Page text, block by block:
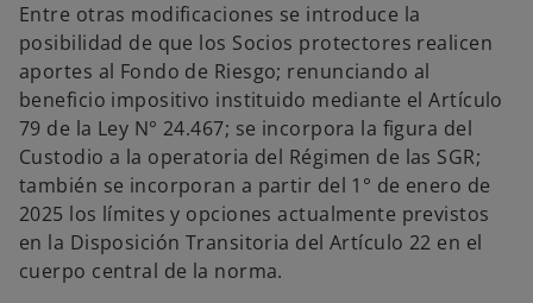
Entre otras modificaciones se introduce la
posibilidad de que los Socios protectores realicen
aportes al Fondo de Riesgo; renunciando al
beneficio impositivo instituido mediante el Artículo
79 de la Ley N° 24.467; se incorpora la figura del
Custodio a la operatoria del Régimen de las SGR;
también se incorporan a partir del 1° de enero de
2025 los límites y opciones actualmente previstos
en la Disposición Transitoria del Artículo 22 en el
cuerpo central de la norma.